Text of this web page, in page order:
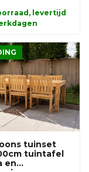
levertijd
tuinset
tuintafel
en